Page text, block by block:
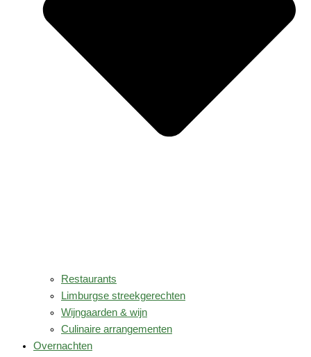
Restaurants
Limburgse streekgerechten
Wijngaarden & wijn
Culinaire arrangementen
Overnachten